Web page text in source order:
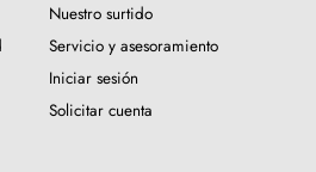
Nuestro surtido
Servicio y asesoramiento
Iniciar sesión
Solicitar cuenta